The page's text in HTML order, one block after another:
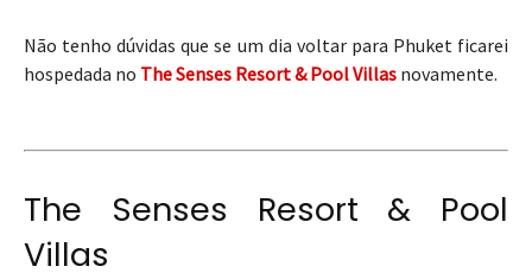
Não tenho dúvidas que se um dia voltar para Phuket ficarei
hospedada no The Senses Resort & Pool Villas novamente.
The Senses Resort & Pool
Villas